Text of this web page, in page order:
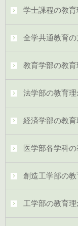
学士課程の教
全学共通教育
教育学部の教
法学部の教育
経済学部の教
医学部各学科
創造工学部の
工学部の教育